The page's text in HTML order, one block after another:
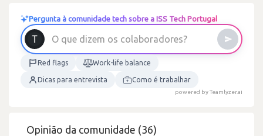
Pergunta à comunidade tech sobre a ISS Tech Portugal
O que d izem os colaborad ores?
Red flags Work-life balance
Dicas para entrevista Como é trabalhar
powered by Teamlyzer.ai
Opinião da comunidade (36)